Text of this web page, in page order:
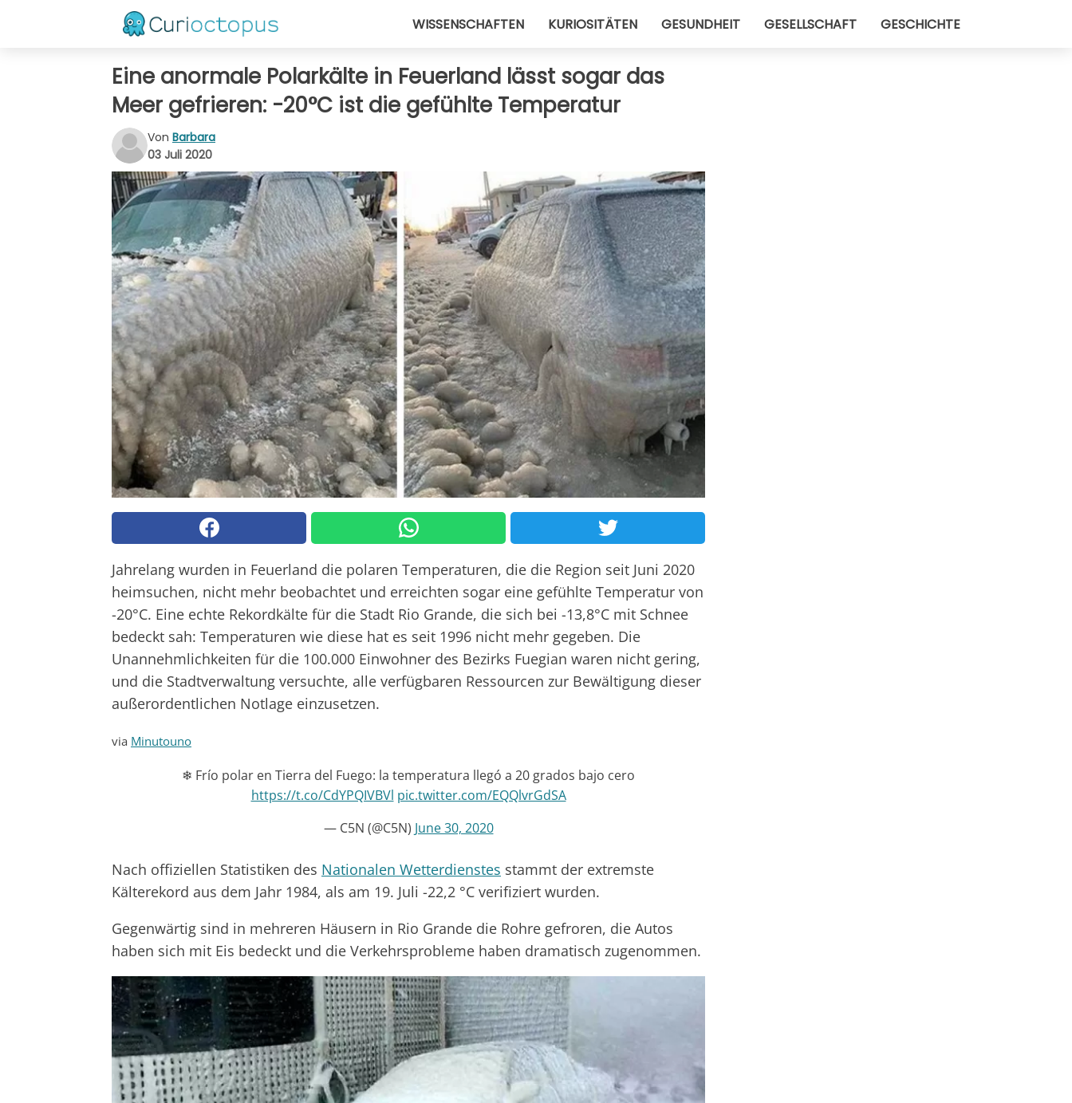
WISSENSCHAFTEN KURIOSITÄTEN GESUNDHEIT GESELLSCHAFT GESCHICHTE
Eine anormale Polarkälte in Feuerland lässt sogar das
Meer gefrieren: -20°C ist die gefühlte Temperatur
Von Barbara
03 Juli 2020
Jahrelang wurden in Feuerland die polaren Temperaturen, die die Region seit Juni 2020
heimsuchen, nicht mehr beobachtet und erreichten sogar eine gefühlte Temperatur von
-20°C. Eine echte Rekordkälte für die Stadt Rio Grande, die sich bei -13,8°C mit Schnee
bedeckt sah: Temperaturen wie diese hat es seit 1996 nicht mehr gegeben. Die
Unannehmlichkeiten für die 100.000 Einwohner des Bezirks Fuegian waren nicht gering,
und die Stadtverwaltung versuchte, alle verfügbaren Ressourcen zur Bewältigung dieser
außerordentlichen Notlage einzusetzen.
via Minutouno
❄ Frío polar en Tierra del Fuego: la temperatura llegó a 20 grados bajo cero
https://t.co/CdYPQIVBVl pic.twitter.com/EQQlvrGdSA
— C5N (@C5N) June 30, 2020
Nach offiziellen Statistiken des Nationalen Wetterdienstes stammt der extremste
Kälterekord aus dem Jahr 1984, als am 19. Juli -22,2 °C verifiziert wurden.
Gegenwärtig sind in mehreren Häusern in Rio Grande die Rohre gefroren, die Autos
haben sich mit Eis bedeckt und die Verkehrsprobleme haben dramatisch zugenommen.